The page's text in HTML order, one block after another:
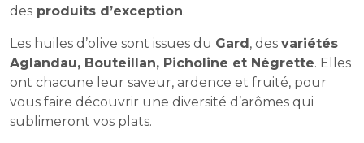
des produits d’exception.
Les huiles d’olive sont issues du Gard, des variétés
Aglandau, Bouteillan, Picholine et Négrette. Elles
ont chacune leur saveur, ardence et fruité, pour
vous faire découvrir une diversité d’arômes qui
sublimeront vos plats.